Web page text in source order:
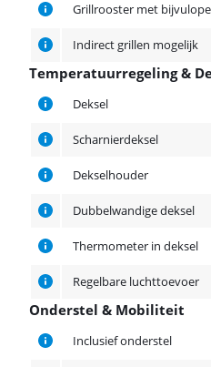
Grillrooster met
Indirect grillen mogelijk
Temperatuurregeling &
Temperatuurregeling & Deksel
Deksel
Scharnierdeksel
Dekselhouder
Dubbelwandige deksel
Thermometer in deksel
Regelbare luchttoevoer
Onderstel & Mobiliteit
Onderstel & Mobiliteit
Inclusief onderstel